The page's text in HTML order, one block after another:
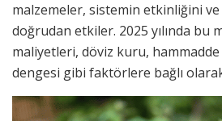
malzemeler, sistemin etkinliğini
doğrudan etkiler. 2025 yılında bu
maliyetleri, döviz kuru,
dengesi gibi faktörlere bağlı